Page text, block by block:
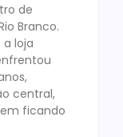
de
Branco.
loja
central,
ficando